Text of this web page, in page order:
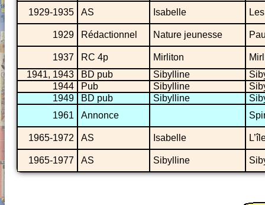
1929-1935 AS Isabelle
1929 Rédactionnel Nature jeunesse
1937 RC 4p Mirliton
1941, 1943
BD pub Sibylline
1944
Pub Sibylline
1949
BD pub Sibylline
1961
Annonce
1965-1972 AS Isabelle
1965-1977 AS Sibylline